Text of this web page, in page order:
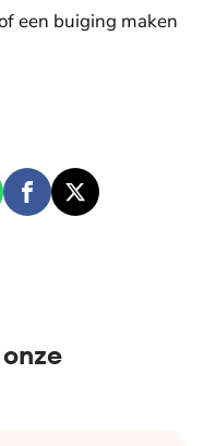
een buiging maken